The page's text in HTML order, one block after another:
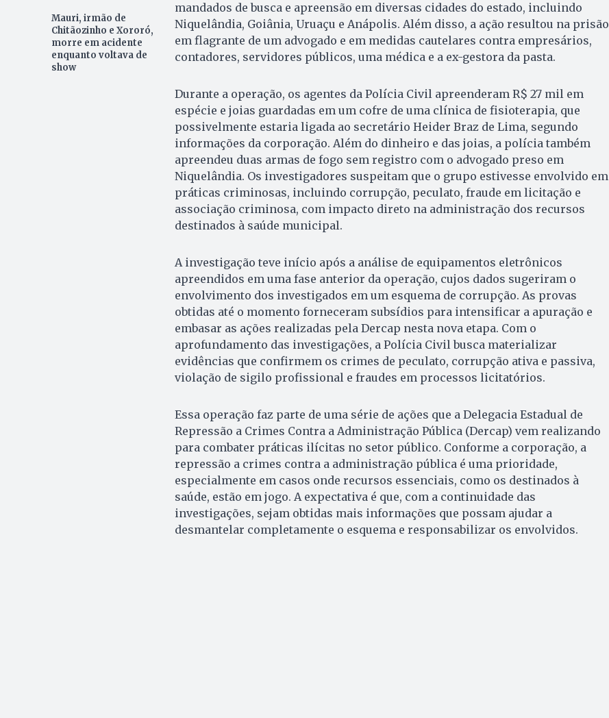
Mauri, irmão de
Chitãozinho e Xororó,
morre em acidente
enquanto voltava de
show
mandados de busca e apreensão em diversas cidades do estado, incluindo
Niquelândia, Goiânia, Uruaçu e Anápolis. Além disso, a ação resultou na prisão
em flagrante de um advogado e em medidas cautelares contra empresários,
contadores, servidores públicos, uma médica e a ex-gestora da pasta.
Durante a operação, os agentes da Polícia Civil apreenderam R$ 27 mil em
espécie e joias guardadas em um cofre de uma clínica de fisioterapia, que
possivelmente estaria ligada ao secretário Heider Braz de Lima, segundo
informações da corporação. Além do dinheiro e das joias, a polícia também
apreendeu duas armas de fogo sem registro com o advogado preso em
Niquelândia. Os investigadores suspeitam que o grupo estivesse envolvido em
práticas criminosas, incluindo corrupção, peculato, fraude em licitação e
associação criminosa, com impacto direto na administração dos recursos
destinados à saúde municipal.
A investigação teve início após a análise de equipamentos eletrônicos
apreendidos em uma fase anterior da operação, cujos dados sugeriram o
envolvimento dos investigados em um esquema de corrupção. As provas
obtidas até o momento forneceram subsídios para intensificar a apuração e
embasar as ações realizadas pela Dercap nesta nova etapa. Com o
aprofundamento das investigações, a Polícia Civil busca materializar
evidências que confirmem os crimes de peculato, corrupção ativa e passiva,
violação de sigilo profissional e fraudes em processos licitatórios.
Essa operação faz parte de uma série de ações que a Delegacia Estadual de
Repressão a Crimes Contra a Administração Pública (Dercap) vem realizando
para combater práticas ilícitas no setor público. Conforme a corporação, a
repressão a crimes contra a administração pública é uma prioridade,
especialmente em casos onde recursos essenciais, como os destinados à
saúde, estão em jogo. A expectativa é que, com a continuidade das
investigações, sejam obtidas mais informações que possam ajudar a
desmantelar completamente o esquema e responsabilizar os envolvidos.